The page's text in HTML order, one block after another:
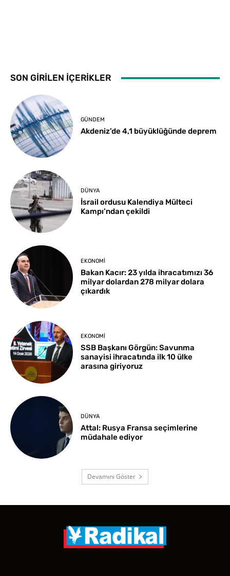
SON GİRİLEN İÇERİKLER
GÜNDEM
Akdeniz’de 4,1 büyüklüğünde deprem
DÜNYA
İsrail ordusu Kalendiya Mülteci
Kampı’ndan çekildi
EKONOMI
Bakan Kacır: 23 yılda ihracatımızı 36
milyar dolardan 278 milyar dolara
çıkardık
EKONOMI
SSB Başkanı Görgün: Savunma
sanayisi ihracatında ilk 10 ülke
arasına giriyoruz
DÜNYA
Attal: Rusya Fransa seçimlerine
müdahale ediyor
Devamını Göster